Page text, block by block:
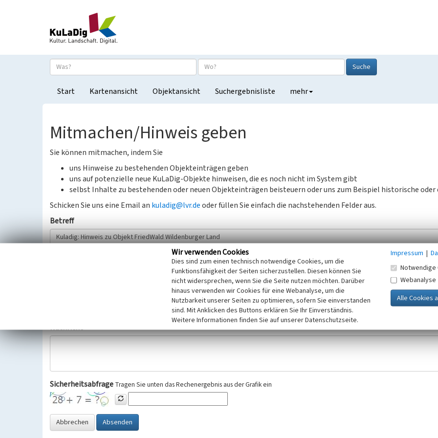
Suche
Start Kartenansicht Objektansicht Suchergebnisliste mehr
Mitmachen/Hinweis geben
Sie können mitmachen, indem Sie
uns Hinweise zu bestehenden Objekteinträgen geben
uns auf potenzielle neue KuLaDig-Objekte hinweisen, die es noch nicht im System gibt
selbst Inhalte zu bestehenden oder neuen Objekteinträgen beisteuern oder uns zum Beispiel historische oder
Schicken Sie uns eine Email an kuladig@lvr.deoder füllen Sie einfach die nachstehenden Felder aus.
Betreff
Wir bitten Sie um freiwillige Angabe Ihres Namens und Ihrer E-Mail-Adresse. Ihre Angaben werden ausschließlich im Rahmen der KuLaDig-
Selbstverständlich werden diese entsprechend der Vorschriften des Telemediengesetzes, des Datenschutzgesetzes NRW und der seit
Datenschutzgrundverordnung (EU-DSGVO) vertraulich behandelt, beachten Sie bitte unsere Hinweise zumDatenschutz
Nachricht
Sicherheitsabfrage Tragen Sie unten das Rechenergebnis aus der Grafik ein
Abbrechen Absenden
Wir verwenden Cookies
Dies sind zum einen technisch notwendige Cookies, um die
Funktionsfähigkeit der Seiten sicherzustellen. Diesen können Sie
nicht widersprechen, wenn Sie die Seite nutzen möchten. Darüber
hinaus verwenden wir Cookies für eine Webanalyse, um die
Nutzbarkeit unserer Seiten zu optimieren, sofern Sie einverstanden
sind. Mit Anklicken des Buttons erklären Sie Ihr Einverständnis.
Weitere Informationen finden Sie auf unserer Datenschutzseite.
Impressum |
Notwendige
Webanalyse